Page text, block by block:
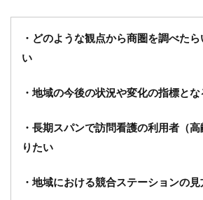
・どのような観点から商圏を調べた
い
・地域の今後の状況や変化の指標と
・長期スパンで訪問看護の利用者（
りたい
・地域における競合ステーションの